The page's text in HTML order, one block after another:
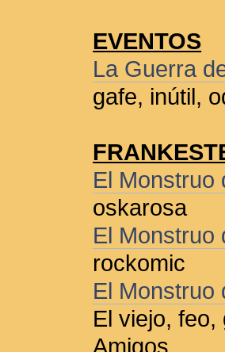
EVENTOS
La Guerra
gafe, inútil,
El Monstruo
oskarosa
El Monstruo
rockomic
El Monstruo
El viejo,
Amigos